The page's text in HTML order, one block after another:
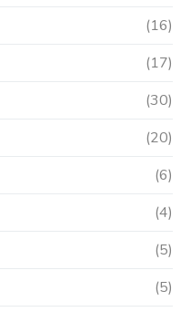
(16)
(17)
(30)
(20)
(6)
(4)
(5)
(5)